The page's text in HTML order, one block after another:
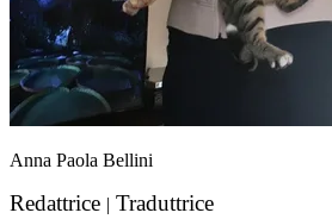
Anna Paola Bellini
Redattrice | Traduttrice